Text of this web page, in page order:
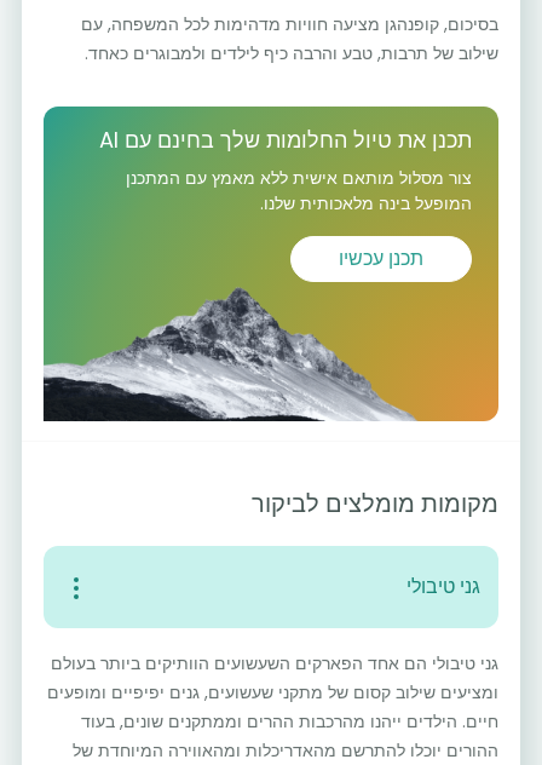
בסיכום, קופנהגן מציעה חוויות מדהימות לכל המשפחה, עם
שילוב של תרבות, טבע והרבה כיף לילדים ולמבוגרים כאחד.
תכנן את טיול החלומות שלך בחינם עם AI
צור מסלול מותאם אישית ללא מאמץ עם המתכנן
המופעל בינה מלאכותית שלנו.
תכנן עכשיו
מקומות מומלצים לביקור
גני טיבולי
גני טיבולי הם אחד הפארקים השעשועים הוותיקים ביותר בעולם
ומציעים שילוב קסום של מתקני שעשועים, גנים יפיפיים ומופעים
חיים. הילדים ייהנו מהרכבות ההרים וממתקנים שונים, בעוד
ההורים יוכלו להתרשם מהאדריכלות ומהאווירה המיוחדת של